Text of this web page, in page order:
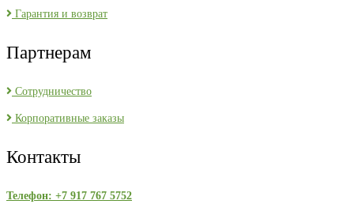
Гарантия и возврат
Партнерам
Сотрудничество
Корпоративные заказы
Контакты
Телефон: +7 917 767 5752